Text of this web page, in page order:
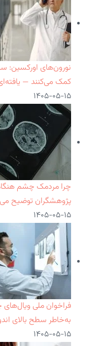
نورون‌های اورکسین:
کمک می‌کنند —
۱۴۰۵-۰۵-۱۵
چرا مردمک چشم
پژوهشگران توضیح
۱۴۰۵-۰۵-۱۵
به‌خاطر سطح بالای
۱۴۰۵-۰۵-۱۵